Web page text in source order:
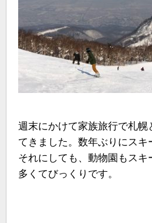
週末にかけて家族旅行で札幌
てきました。数年ぶりにスキ
それにしても、動物園もス
多くてびっくりです。